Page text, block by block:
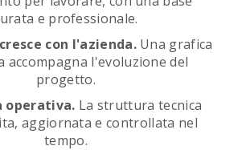
e professionale.
con l'azienda.Una grafica
accompagna l'evoluzione del
progetto.
operativa. La struttura tecnica
aggiornata e controllata nel
tempo.